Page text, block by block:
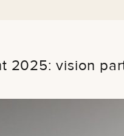
2025: vision